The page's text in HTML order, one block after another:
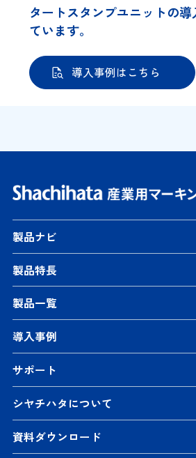
タートスタンプユニットの
ています。
導入事例はこちら
製品ナビ
製品特長
製品一覧
導入事例
サポート
シヤチハタについて
資料ダウンロード